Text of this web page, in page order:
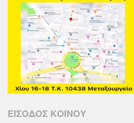
ΕΙΣΟΔΟΣ ΚΟΙΝΟΥ